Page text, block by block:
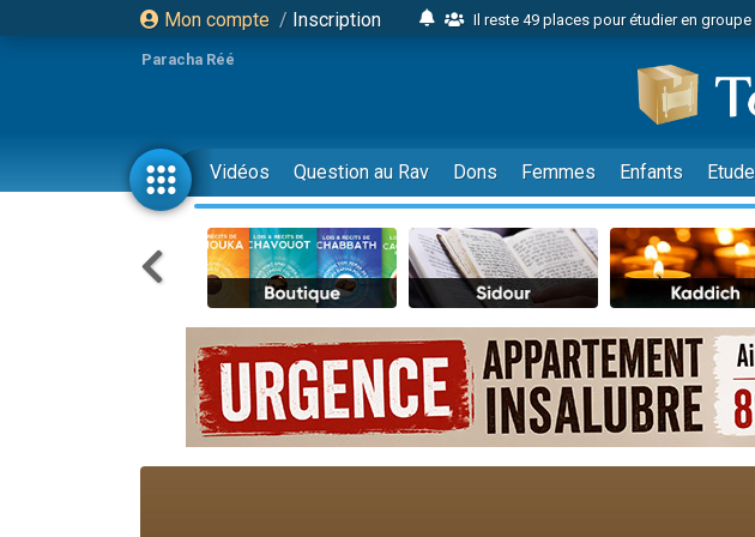
Mon compte / Inscription
Il reste 49 places pour étudier en
2 personnes viennent de nous rejoindre sur
6 personnes viennent de nous rejoindre sur
4 personnes viennent de faire un don
2 personnes viennent de faire un don
17 personnes viennent de demander une
4 personnes viennent de nous rejoindre sur
Il reste 49 places pour étudier en
Eva vient de donner son Maasser
4 personnes viennent de nous rejoindre sur
3 personnes viennent de nous rejoindre sur
Odaya vient de donner son Maasser
Paracha Réé
Vidéos Question au Rav Dons Femmes Enfants